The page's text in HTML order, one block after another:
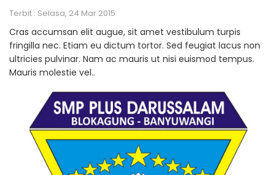
Terbit : Selasa, 24 Mar 2015
Cras accumsan elit augue, sit amet vestibulum turpis
fringilla nec. Etiam eu dictum tortor. Sed feugiat lacus non
ultricies pulvinar. Nam ac mauris ut nisi euismod tempus.
Mauris molestie vel..